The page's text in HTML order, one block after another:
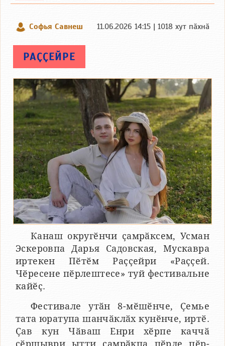
Софья Савнеш 11.06.2026 14:15 | 1018 хут пӑхнӑ
РАҪҪЕЙРЕ
Канаш округӗнчи ҫамрӑксем, Усман
Эскеровпа Дарья Садовская, Мускавра
иртекен Пӗтӗм Раҫҫейри «Раҫҫей.
Чӗресене пӗрлештесе» туй фестивальне
кайӗҫ.
Фестивале утӑн 8-мӗшӗнче, Ҫемье
тата юратупа шанчӑклӑх кунӗнче, иртӗ.
Ҫав кун Чӑваш Енри хӗрпе каччӑ
ҫӗршыври ытти ҫамрӑкпа пӗрле пӗр-